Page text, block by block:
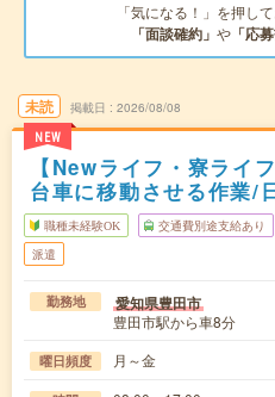
「気になる！」を押し
「面談確約」 や 「応
未読
NEW
掲載日 2026/08/08
【Newライフ・寮ライ
台車に移動させる作業/
職種未経験OK 交通費別途支給あり
派遣
勤務地 愛知県豊田市
豊田市駅から車8分
曜日頻度 月～金